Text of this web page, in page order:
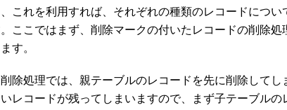
、これを利用すれば、それぞれの種類のレコードについ
ここではまず、削除マークの付いたレコードの削除処
す。
除処理では、親テーブルのレコードを先に削除してし
レコードが残ってしまいますので、まず子テーブル